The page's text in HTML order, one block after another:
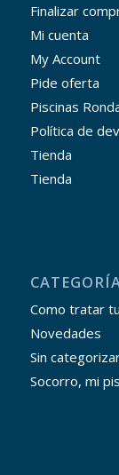
Finalizar
Mi cuenta
My Account
Pide oferta
Piscinas
Política de
Tienda
Tienda
Como tratar
Novedades
Sin
Socorro, mi